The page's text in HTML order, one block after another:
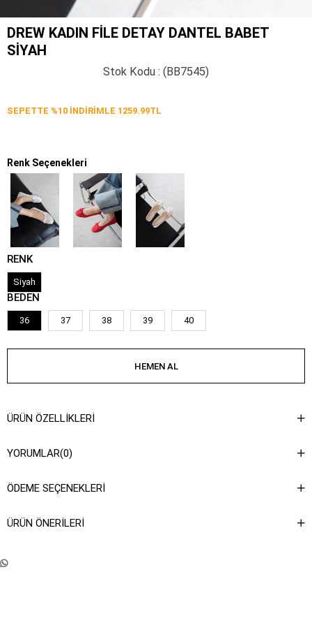
DREW KADIN FILE DETAY DANTEL BABET
SIYAH
Stok Kodu (BB7545)
SEPETTE %10 İNDİRİMLE 1259.99TL
Renk Seçenekleri
RENK
Siyah
BEDEN
36 37 38 39 40
ÜRÜN ÖZELLIKLERI
YORUMLAR(0)
ÖDEME SEÇENEKLERI
ÜRÜN ÖNERILERI